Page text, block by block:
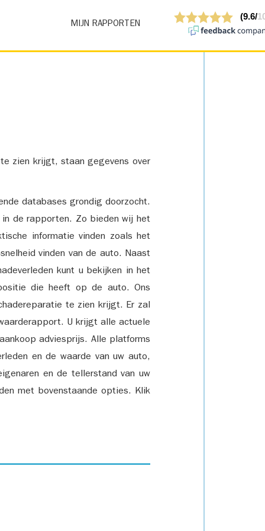
MIJN RAPPORTEN
zien krijgt, staan gegevens over
databases grondig doorzocht.
de rapporten. Zo bieden wij het
informatie vinden zoals het
vinden van de auto. Naast
kunt u bekijken in het
die heeft op de auto. Ons
te zien krijgt. Er zal
U krijgt alle actuele
adviesprijs. Alle platforms
en de waarde van uw auto,
en de tellerstand van uw
met bovenstaande opties. Klik